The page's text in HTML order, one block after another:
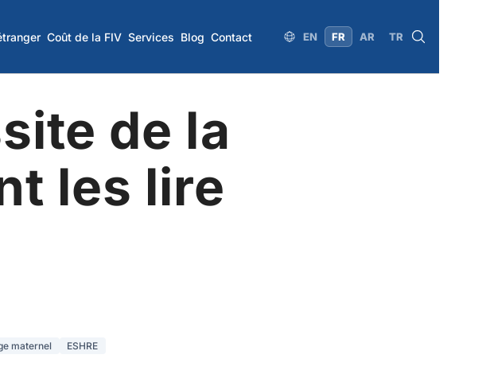
Coût de la FIV Services Blog Contact EN FR AR TR
de la
les lire
maternel ESHRE